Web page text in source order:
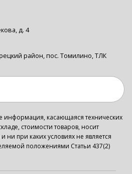
д. 4
район, пос. Томилино, ТЛК
информация, касающаяся технических
стоимости товаров, носит
при каких условиях не является
положениями Статьи 437(2)